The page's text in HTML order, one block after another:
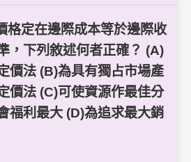
格定在邊際成本等於邊際收
，下列敘述何者正確？ (A)
價法 (B)為具有獨占市場產
價法 (C)可使資源作最佳分
福利最大 (D)為追求最大銷